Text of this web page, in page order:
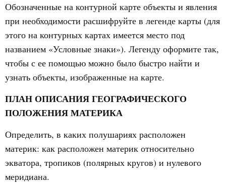
Обозначенные на контурной карте объекты и явления
при необходимости расшифруйте в легенде карты (для
этого на контурных картах имеется место под
названием «Условные знаки»). Легенду оформите так,
чтобы с ее помощью можно было быстро найти и
узнать объекты, изображенные на карте.
ПЛАН ОПИСАНИЯ ГЕОГРАФИЧЕСКОГО
ПОЛОЖЕНИЯ МАТЕРИКА
Определить, в каких полушариях расположен
материк: как расположен материк относительно
экватора, тропиков (полярных кругов) и нулевого
меридиана.